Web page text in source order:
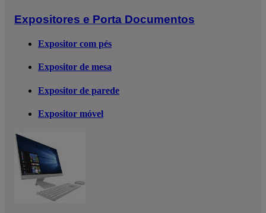
Expositores e Porta Documentos
Expositor com pés
Expositor de mesa
Expositor de parede
Expositor móvel